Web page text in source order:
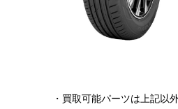
・買取可能パーツは上記以